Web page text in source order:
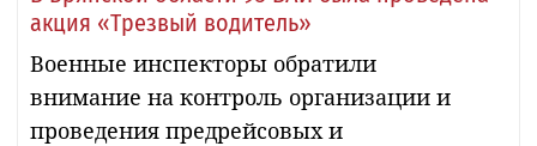
акция «Трезвый водитель»
Военные инспекторы обратили
внимание на контроль организации и
проведения предрейсовых и